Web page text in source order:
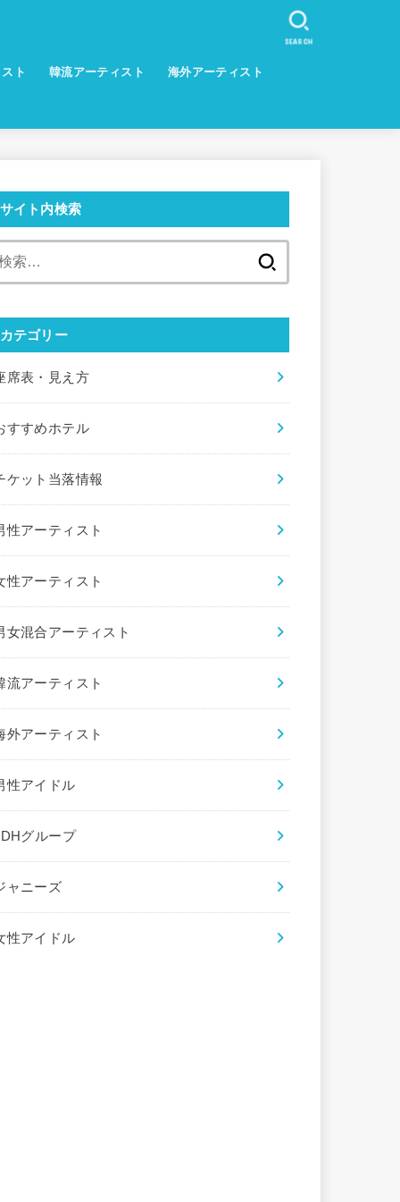
ト 韓流アーティスト 海外アーティスト
SEARCH
サイト内検索
カテゴリー
席表・見え方
すすめホテル
ケット当落情報
性アーティスト
性アーティスト
女混合アーティスト
流アーティスト
外アーティスト
性アイドル
グループ
ャニーズ
性アイドル